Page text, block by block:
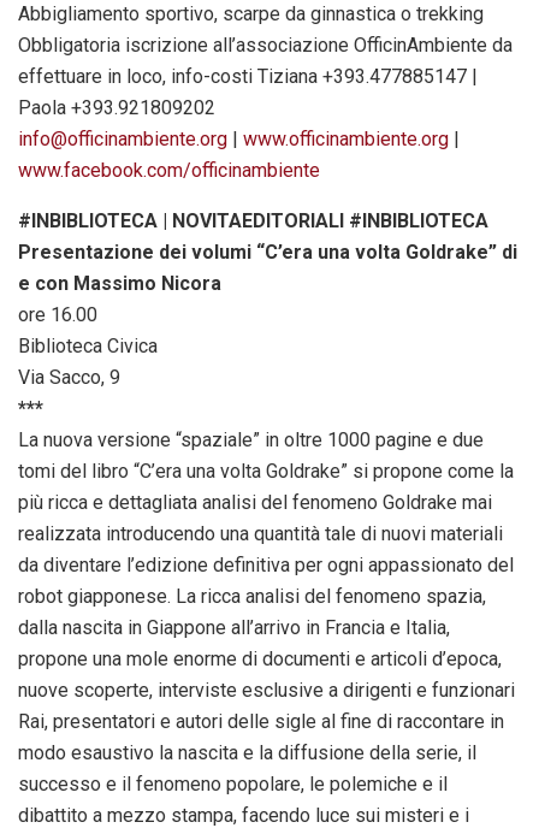
Abbigliamento sportivo, scarpe da ginnastica o trekking
Obbligatoria iscrizione all’associazione OfficinAmbiente da
effettuare in loco, info-costi Tiziana +393.477885147 |
Paola +393.921809202
info@officinambiente.org | www.officinambiente.org |
www.facebook.com/officinambiente
#INBIBLIOTECA | NOVITAEDITORIALI #INBIBLIOTECA
Presentazione dei volumi “C’era una volta Goldrake” di
e con Massimo Nicora
ore 16.00
Biblioteca Civica
Via Sacco, 9
***
La nuova versione “spaziale” in oltre 1000 pagine e due
tomi del libro “C’era una volta Goldrake” si propone come la
più ricca e dettagliata analisi del fenomeno Goldrake mai
realizzata introducendo una quantità tale di nuovi materiali
da diventare l’edizione definitiva per ogni appassionato del
robot giapponese. La ricca analisi del fenomeno spazia,
dalla nascita in Giappone all’arrivo in Francia e Italia,
propone una mole enorme di documenti e articoli d’epoca,
nuove scoperte, interviste esclusive a dirigenti e funzionari
Rai, presentatori e autori delle sigle al fine di raccontare in
modo esaustivo la nascita e la diffusione della serie, il
successo e il fenomeno popolare, le polemiche e il
dibattito a mezzo stampa, facendo luce sui misteri e i